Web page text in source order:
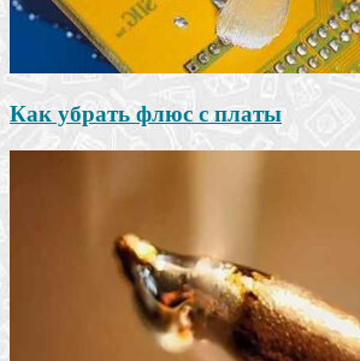
Как убрать флюс с платы